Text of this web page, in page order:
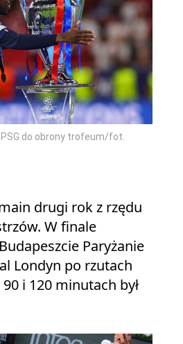
do obrony trofeum/fot.
drugi rok z rzędu
W finale
Paryżanie
Londyn po rzutach
i 120 minutach był